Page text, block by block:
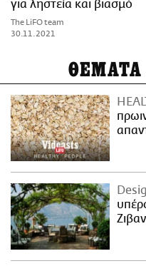
για ληστεία και βιασμό
The LiFO team
30.11.2021
ΘΕΜΑΤΑ